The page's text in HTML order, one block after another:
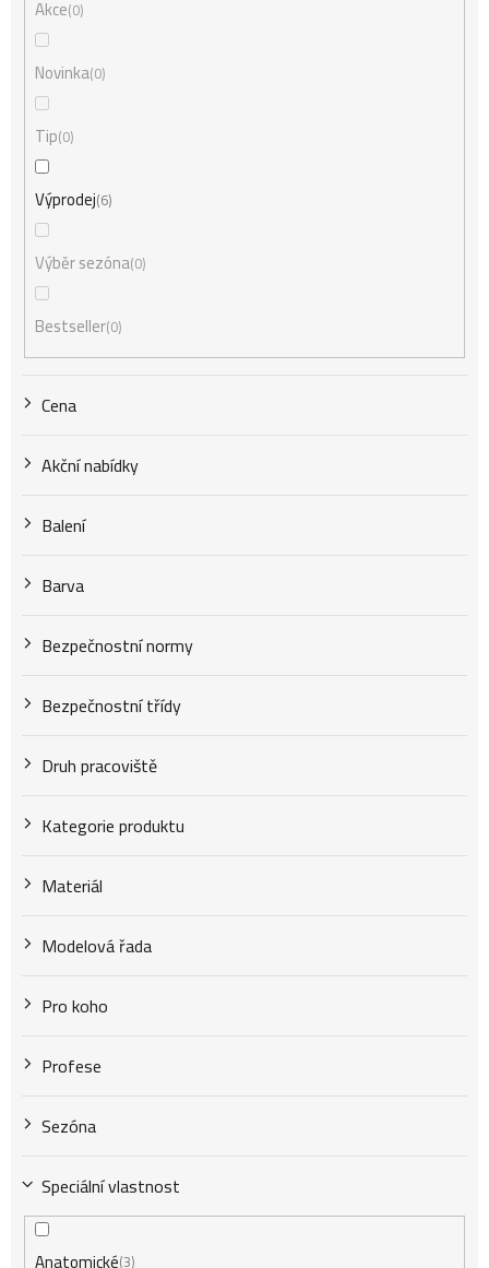
d
u
k
ů
Akce 0
Novinka 0
Tip 0
Výprodej 6
Výběr sezóna 0
Bestseller 0
Cena
Akční nabídky
Balení
Barva
Bezpečnostní normy
Bezpečnostní třídy
Druh pracoviště
Kategorie produktu
Materiál
Modelová řada
Pro koho
Profese
Sezóna
Speciální vlastnost
Anatomické 3